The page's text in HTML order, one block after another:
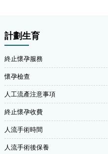
計劃生育
終止懷孕服務
懷孕檢查
人工流產注意事項
終止懷孕收費
人流手術時間
人流手術後保養